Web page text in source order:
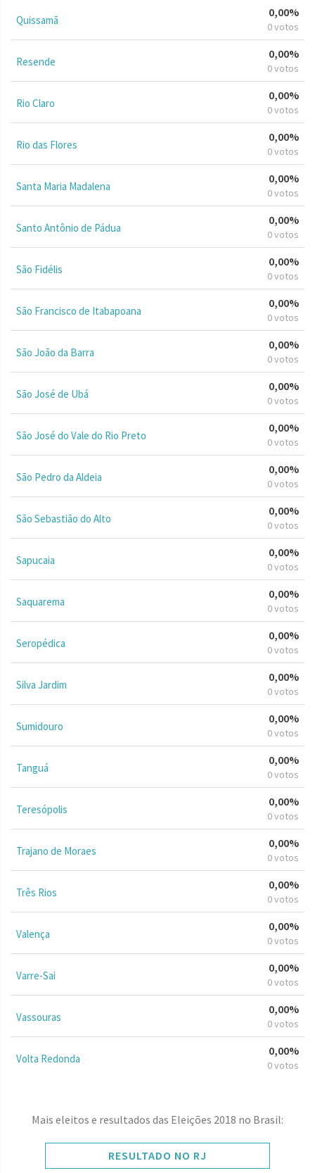
Quissamã
0,00%
0 votos
Resende
0,00%
0 votos
Rio Claro
0,00%
0 votos
Rio das Flores
0,00%
0 votos
Santa Maria Madalena
0,00%
0 votos
Santo Antônio de Pádua
0,00%
0 votos
São Fidélis
0,00%
0 votos
São Francisco de Itabapoana
0,00%
0 votos
São João da Barra
0,00%
0 votos
São José de Ubá
0,00%
0 votos
São José do Vale do Rio Preto
0,00%
0 votos
São Pedro da Aldeia
0,00%
0 votos
São Sebastião do Alto
0,00%
0 votos
Sapucaia
0,00%
0 votos
Saquarema
0,00%
0 votos
Seropédica
0,00%
0 votos
Silva Jardim
0,00%
0 votos
Sumidouro
0,00%
0 votos
Tanguá
0,00%
0 votos
Teresópolis
0,00%
0 votos
Trajano de Moraes
0,00%
0 votos
Três Rios
0,00%
0 votos
Valença
0,00%
0 votos
Varre-Sai
0,00%
0 votos
Vassouras
0,00%
0 votos
Volta Redonda
0,00%
0 votos
Mais eleitos e resultados das Eleições 2018 no Brasil:
RESULTADO NO RJ